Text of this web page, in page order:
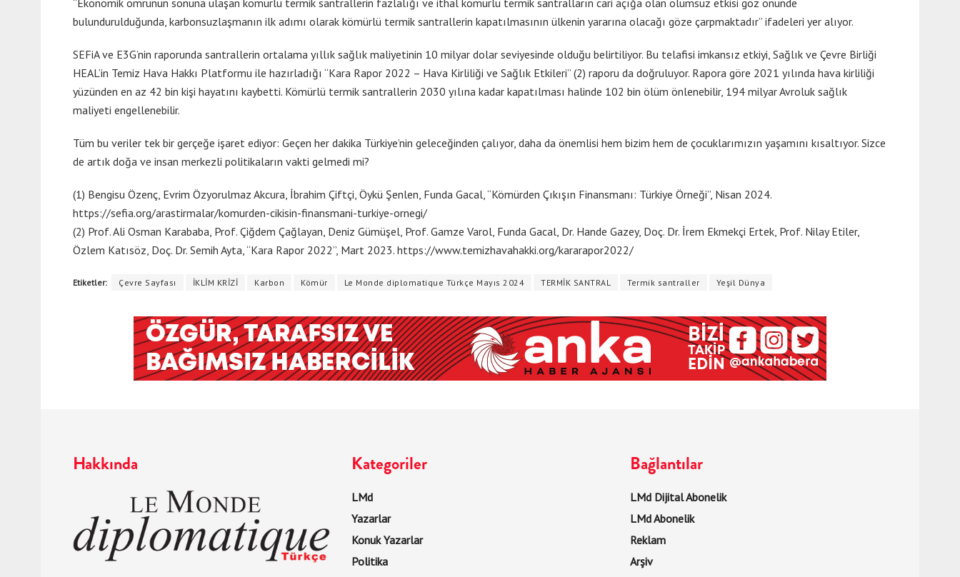
“Ekonomik ömrünün sonuna ulaşan kömürlü termik santrallerin fazlalığı ve ithal kömürlü termik santralların cari açığa olan olumsuz etkisi göz önünde
bulundurulduğunda, karbonsuzlaşmanın ilk adımı olarak kömürlü termik santrallerin kapatılmasının ülkenin yararına olacağı göze çarpmaktadır” ifadeleri yer alıyor.
SEFiA ve E3G’nin raporunda santrallerin ortalama yıllık sağlık maliyetinin 10 milyar dolar seviyesinde olduğu belirtiliyor. Bu telafisi imkansız etkiyi, Sağlık ve Çevre Birliği
HEAL’in Temiz Hava Hakkı Platformu ile hazırladığı “Kara Rapor 2022 – Hava Kirliliği ve Sağlık Etkileri” (2) raporu da doğruluyor. Rapora göre 2021 yılında hava kirliliği
yüzünden en az 42 bin kişi hayatını kaybetti. Kömürlü termik santrallerin 2030 yılına kadar kapatılması halinde 102 bin ölüm önlenebilir, 194 milyar Avroluk sağlık
maliyeti engellenebilir.
Tüm bu veriler tek bir gerçeğe işaret ediyor: Geçen her dakika Türkiye’nin geleceğinden çalıyor, daha da önemlisi hem bizim hem de çocuklarımızın yaşamını kısaltıyor. Sizce
de artık doğa ve insan merkezli politikaların vakti gelmedi mi?
(1) Bengisu Özenç, Evrim Özyorulmaz Akcura, İbrahim Çiftçi, Öykü Şenlen, Funda Gacal, “Kömürden Çıkışın Finansmanı: Türkiye Örneği”, Nisan 2024.
https://sefia.org/arastirmalar/komurden-cikisin-finansmani-turkiye-ornegi/
(2) Prof. Ali Osman Karababa, Prof. Çiğdem Çağlayan, Deniz Gümüşel, Prof. Gamze Varol, Funda Gacal, Dr. Hande Gazey, Doç. Dr. İrem Ekmekçi Ertek, Prof. Nilay Etiler,
Özlem Katısöz, Doç. Dr. Semih Ayta, “Kara Rapor 2022”, Mart 2023. https://www.temizhavahakki.org/kararapor2022/
Etiketler: Çevre Sayfası İKLİM KRİZİ Karbon Kömür Le Monde diplomatique Türkçe Mayıs 2024 TERMİK SANTRAL Termik santraller Yeşil Dünya
Hakkında Kategoriler
LMd
Yazarlar
Konuk Yazarlar
Politika
Bağlantılar
LMd Dijital Abonelik
LMd Abonelik
Reklam
Arşiv